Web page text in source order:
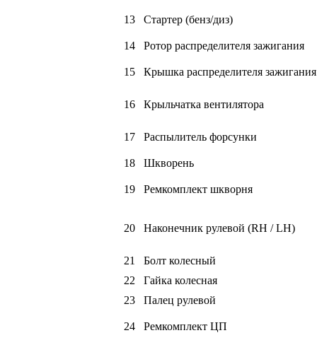
13 Стартер (бенз/диз)
14 Ротор распределителя зажигания
15 Крышка распределителя зажигания
16 Крыльчатка вентилятора
17 Распылитель форсунки
18 Шкворень
19 Ремкомплект шкворня
20 Наконечник рулевой (RH / LH)
21
Болт колесный
22
Гайка колесная
23
Палец рулевой
24 Ремкомплект ЦП